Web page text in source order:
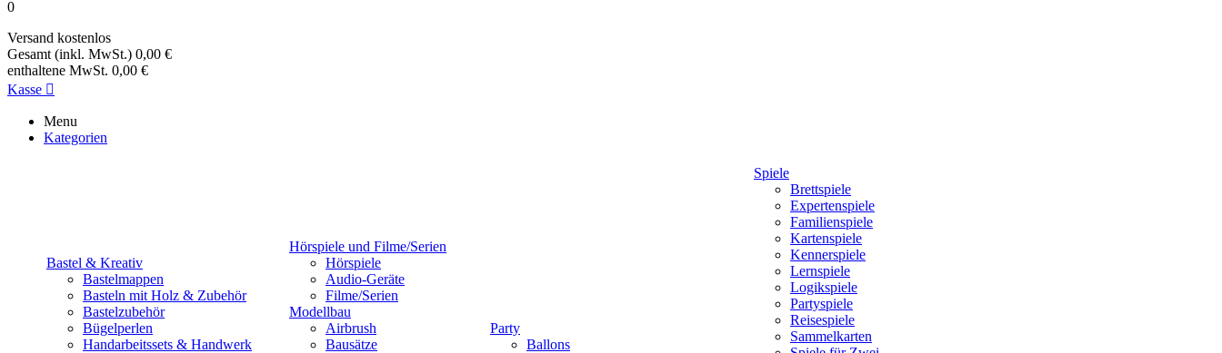
0
Versand kostenlos
Gesamt (inkl. MwSt.) 0,00 €
enthaltene MwSt. 0,00 €
Kasse 
Menu
Kategorien
Bastel & Kreativ
Bastelmappen
Basteln mit Holz & Zubehör
Bastelzubehör
Bügelperlen
Handarbeitssets & Handwerk
Hörspiele und Filme/Serien
Hörspiele
Audio-Geräte
Filme/Serien
Modellbau
Airbrush
Bausätze
Party
Ballons
Spiele
Brettspiele
Expertenspiele
Familienspiele
Kartenspiele
Kennerspiele
Lernspiele
Logikspiele
Partyspiele
Reisespiele
Sammelkarten